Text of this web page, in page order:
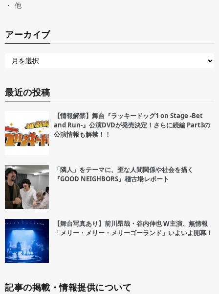
他
アーカイブ
最近の投稿
【情報解禁】舞台『ラッキードッグ1 on Stage -Bet
and Run-』公演DVDが発売決定！さらに続編 Part3の
公演情報も解禁！！
「隣人」をテーマに、歪な人間関係や社会を描く
『GOOD NEIGHBORS』稽古場レポート
【舞台写真あり】前川昂哉・谷内伸也 W主演、無情報
「メリー・メリー・メリーゴーランド」いよいよ開幕！
記事の掲載・情報提供について